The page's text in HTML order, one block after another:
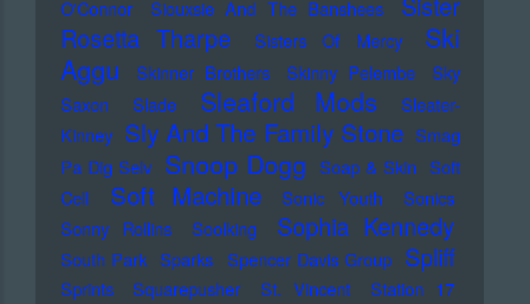
O'Connor
Siouxsie And The Banshees
Rosetta Tharpe
Sisters Of Mercy
Ski
Aggu
Skinner Brothers Skinny Pelembe
Sky
Saxon
Slade Sleaford Mods
Sleater-
Kinney Sly And The Family Stone Smag
Pa Dig Selv Snoop Dogg Soap & Skin Soft
Cell
Soft Machine Sonic Youth
Sonics
Sonny Rollins
Soolking Sophia Kennedy
South Park Sparks Spencer Davis Group Spliff
Sprints Squarepusher St. Vincent
Station 17